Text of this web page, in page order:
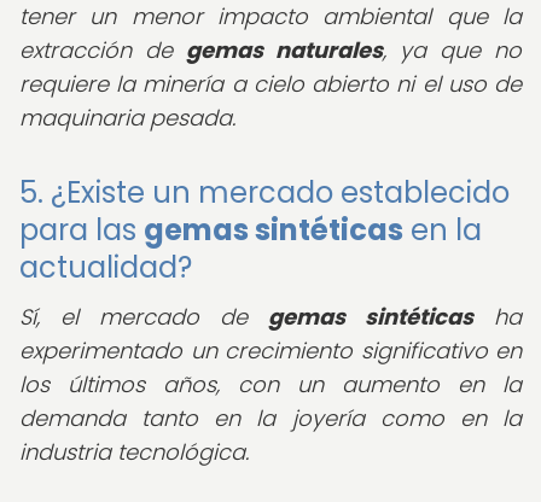
tener un menor impacto ambiental que la
extracción de gemas naturales, ya que no
requiere la minería a cielo abierto ni el uso de
maquinaria pesada.
5. ¿Existe un mercado establecido
para las gemas sintéticas en la
actualidad?
Sí, el mercado de gemas sintéticasha
experimentado un crecimiento significativo en
los últimos años, con un aumento en la
demanda tanto en la joyería como en la
industria tecnológica.